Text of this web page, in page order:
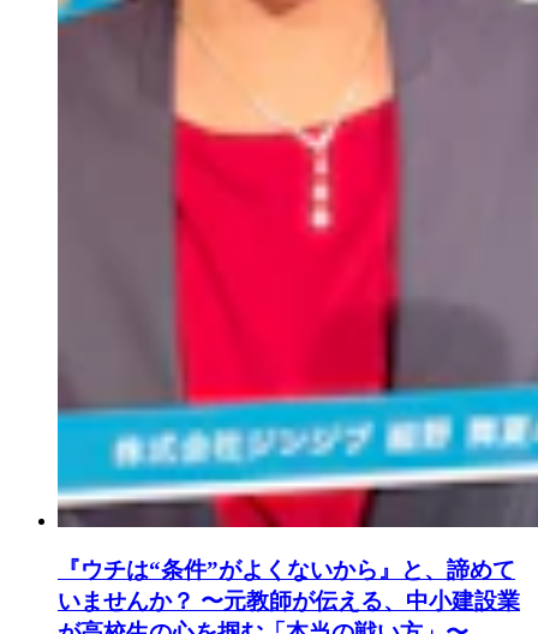
『ウチは“条件”がよくないから』と、諦めて
いませんか？ 〜元教師が伝える、中小建設業